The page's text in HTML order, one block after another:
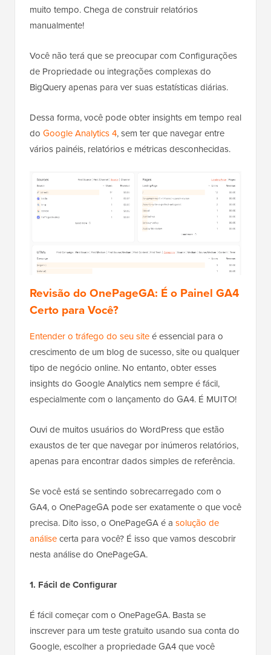
muito tempo. Chega de construir relatórios
manualmente!
Você não terá que se preocupar com Configurações
de Propriedade ou integrações complexas do
BigQuery apenas para ver suas estatísticas diárias.
Dessa forma, você pode obter insights em tempo real
do Google Analytics 4, sem ter que navegar entre
vários painéis, relatórios e métricas desconhecidas.
Revisão do OnePageGA: É o Painel GA4
Certo para Você?
Entender o tráfego do seu siteé essencial para o
crescimento de um blog de sucesso, site ou qualquer
tipo de negócio online. No entanto, obter esses
insights do Google Analytics nem sempre é fácil,
especialmente com o lançamento do GA4. É MUITO!
Ouvi de muitos usuários do WordPress que estão
exaustos de ter que navegar por inúmeros relatórios,
apenas para encontrar dados simples de referência.
Se você está se sentindo sobrecarregado com o
GA4, o OnePageGA pode ser exatamente o que você
precisa. Dito isso, o OnePageGA é a solução de
análisecerta para você? É isso que vamos descobrir
nesta análise do OnePageGA.
1. Fácil de Configurar
É fácil começar com o OnePageGA. Basta se
inscrever para um teste gratuito usando sua conta do
Google, escolher a propriedade GA4 que você